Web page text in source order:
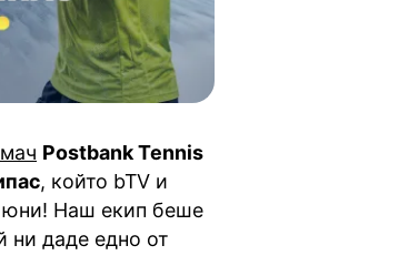
Postbank Tennis
, който bTV и
юни! Наш екип беше
ни даде едно от